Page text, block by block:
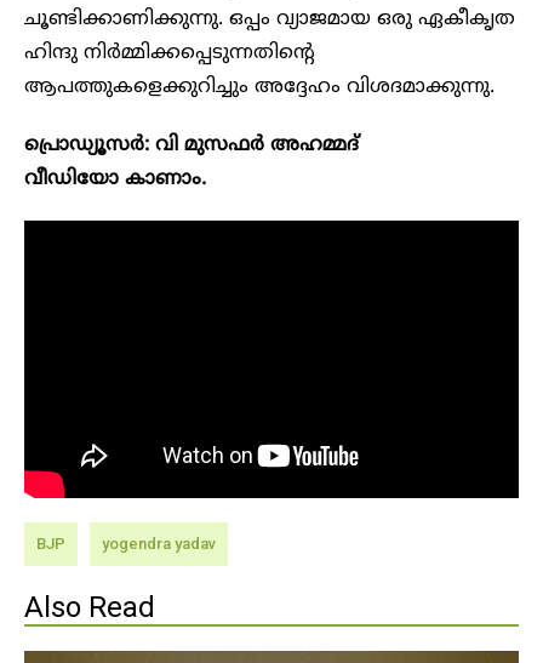
ചൂണ്ടിക്കാണിക്കുന്നു. ഒപ്പം വ്യാജമായ ഒരു ഏകീകൃത
ഹിന്ദു നിർമ്മിക്കപ്പെടുന്നതിന്റെ
ആപത്തുകളെക്കുറിച്ചും അദ്ദേഹം വിശദമാക്കുന്നു.
പ്രൊഡ്യൂസർ: വി മുസഫർ അഹമ്മദ്
വീഡിയോ കാണാം.
BJP yogendra yadav
Also Read